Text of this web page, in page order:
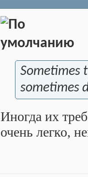
Sometimes
sometimes
Иногда их
очень легко,